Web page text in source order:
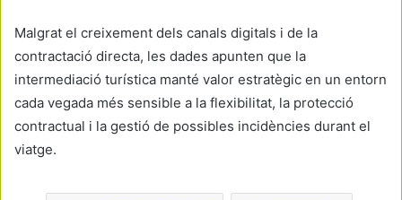
Malgrat el creixement dels canals digitals i de la
contractació directa, les dades apunten que la
intermediació turística manté valor estratègic en un entorn
cada vegada més sensible a la flexibilitat, la protecció
contractual i la gestió de possibles incidències durant el
viatge.